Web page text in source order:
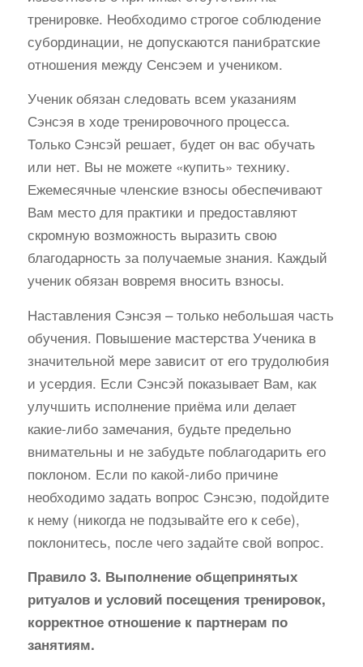
тренировке. Необходимо строгое соблюдение
субординации, не допускаются панибратские
отношения между Сенсэем и учеником.
Ученик обязан следовать всем указаниям
Сэнсэя в ходе тренировочного процесса.
Только Сэнсэй решает, будет он вас обучать
или нет. Вы не можете «купить» технику.
Ежемесячные членские взносы обеспечивают
Вам место для практики и предоставляют
скромную возможность выразить свою
благодарность за получаемые знания. Каждый
ученик обязан вовремя вносить взносы.
Наставления Сэнсэя – только небольшая часть
обучения. Повышение мастерства Ученика в
значительной мере зависит от его трудолюбия
и усердия. Если Сэнсэй показывает Вам, как
улучшить исполнение приёма или делает
какие-либо замечания, будьте предельно
внимательны и не забудьте поблагодарить его
поклоном. Если по какой-либо причине
необходимо задать вопрос Сэнсэю, подойдите
к нему (никогда не подзывайте его к себе),
поклонитесь, после чего задайте свой вопрос.
Правило 3. Выполнение общепринятых
ритуалов и условий посещения тренировок,
корректное отношение к партнерам по
занятиям.